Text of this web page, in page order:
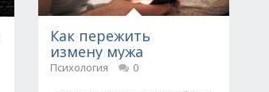
Как пережить
измену мужа
Психология
0